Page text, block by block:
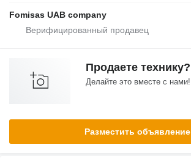
Fomisas UAB company
Продаете технику?
Делайте это вместе с нами!
Разместить объявление